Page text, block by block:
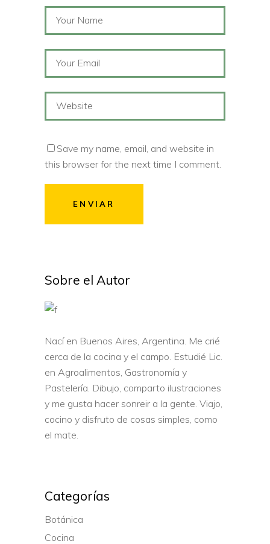
Save my name, email, and website in
this browser for the next time I comment.
ENVIAR
Sobre el Autor
Nací en Buenos Aires, Argentina. Me crié
cerca de la cocina y el campo. Estudié Lic.
en Agroalimentos, Gastronomía y
Pastelería. Dibujo, comparto ilustraciones
y me gusta hacer sonreir a la gente. Viajo,
cocino y disfruto de cosas simples, como
el mate.
Categorías
Botánica
Cocina